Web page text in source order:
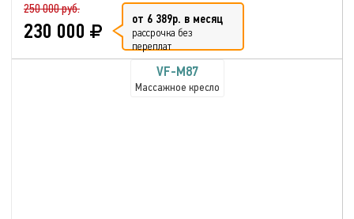
250 000 руб.
230 000 от 6 389р. в месяц
рассрочка без
переплат
VF-M87
Массажное кресло